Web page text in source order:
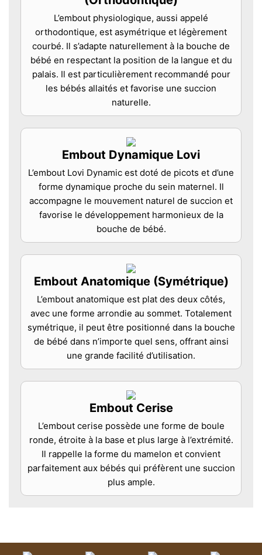
L’embout physiologique, aussi appelé
orthodontique, est asymétrique et légèrement
courbé. Il s’adapte naturellement à la bouche de
bébé en respectant la position de la langue et du
palais. Il est particulièrement recommandé pour
les bébés allaités et favorise une succion
naturelle.
Embout Dynamique Lovi
L’embout Lovi Dynamic est doté de picots et d’une
forme dynamique proche du sein maternel. Il
accompagne le mouvement naturel de succion et
favorise le développement harmonieux de la
bouche de bébé.
Embout Anatomique (Symétrique)
L’embout anatomique est plat des deux côtés,
avec une forme arrondie au sommet. Totalement
symétrique, il peut être positionné dans la bouche
de bébé dans n’importe quel sens, offrant ainsi
une grande facilité d’utilisation.
Embout Cerise
L’embout cerise possède une forme de boule
ronde, étroite à la base et plus large à l’extrémité.
Il rappelle la forme du mamelon et convient
parfaitement aux bébés qui préfèrent une succion
plus ample.